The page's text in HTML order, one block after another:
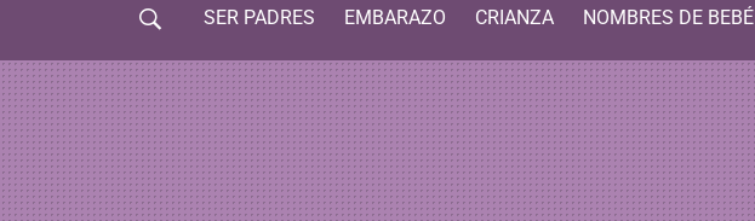
SER PADRES EMBARAZO CRIANZA NOMBRES DE BEBÉ